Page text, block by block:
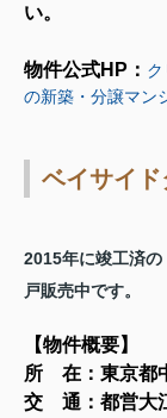
い。
物件公式HP：
の新築・分譲マン
ベイサイ
2015年に竣工済
戸販売中です。
【物件概要】
所 在：東京都
交 通：都営大